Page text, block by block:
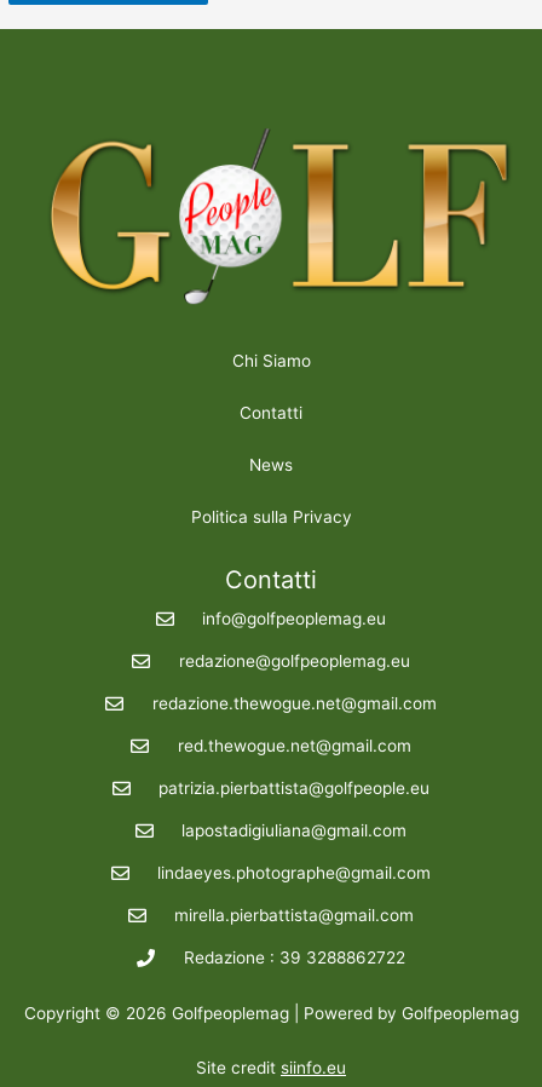
Chi Siamo
Contatti
News
Politica sulla Privacy
Contatti
info@golfpeoplemag.eu
redazione@golfpeoplemag.eu
redazione.thewogue.net@gmail.com
red.thewogue.net@gmail.com
patrizia.pierbattista@golfpeople.eu
lapostadigiuliana@gmail.com
lindaeyes.photographe@gmail.com
mirella.pierbattista@gmail.com
Redazione : 39 3288862722
Copyright © 2026 Golfpeoplemag | Powered by Golfpeoplemag
Site credit siinfo.eu